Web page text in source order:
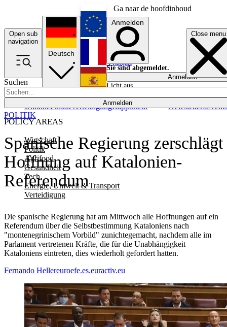
Ga naar de hoofdinhoud
Open sub
navigation
Close menu
Suchen
Anmelden
POLICY AREAS
Wirtschaft
Politik
Agrifood
Gesundheit
Tech
Energie, Umwelt & Transport
Verteidigung
UkrainePolitikVerteidigungRapporteur NewslettersEvents
Deutsch
English
Français
Anmelden
Sie sind abgemeldet.
Anmelden
Licht aus
Spanische Regierung zerschlägt
Hoffnung auf Katalonien-
Referendum
Die spanische Regierung hat am Mittwoch alle Hoffnungen auf ein
Referendum über die Selbstbestimmung Kataloniens nach
"montenegrinischem Vorbild" zunichtegemacht, nachdem alle im
Parlament vertretenen Kräfte, die für die Unabhängigkeit
Kataloniens eintreten, dies wiederholt gefordert hatten.
POLITIK
Fernando Hellereuroefe.es.euractiv.eu